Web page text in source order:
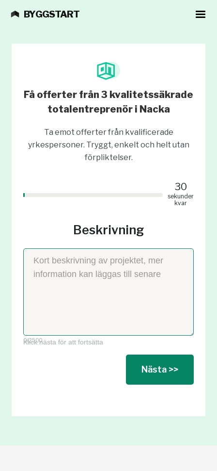
BYGGSTART
Få offerter från 3 kvalitetssäkrade
totalentreprenör i Nacka
Ta emot offerter från kvalificerade
yrkespersoner. Tryggt, enkelt och helt utan
förpliktelser.
30
sekunder
kvar
Beskrivning
0/2500
Klick nästa för att fortsätta
Nästa >>